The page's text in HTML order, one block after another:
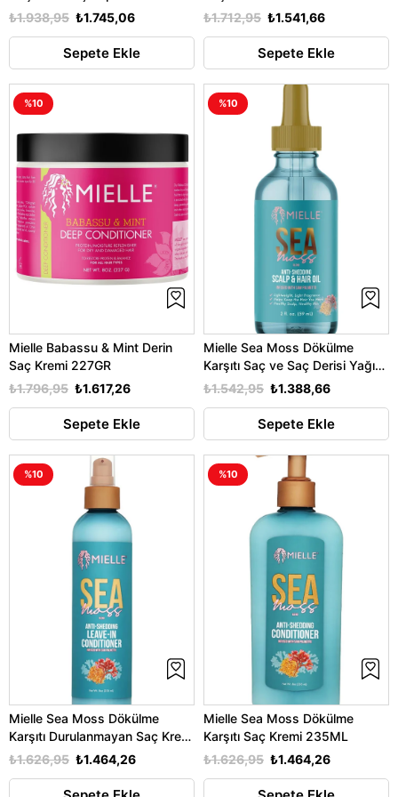
₺1.745,06
₺1.938,95
Sepete Ekle
₺1.541,66
₺1.712,95
Sepete Ekle
Mielle Babassu & Mint Derin
Saç Kremi 227GR
₺1.617,26
₺1.796,95
Sepete Ekle
%10
Mielle Sea Moss Dökülme
Karşıtı Saç ve Saç Derisi Yağı
59ML
₺1.388,66
₺1.542,95
Sepete Ekle
%10
Mielle Sea Moss Dökülme
Karşıtı Durulanmayan Saç Kremi
235ML
₺1.464,26
₺1.626,95
%10
Mielle Sea Moss Dökülme
Karşıtı Saç Kremi 235ML
₺1.464,26
₺1.626,95
%10